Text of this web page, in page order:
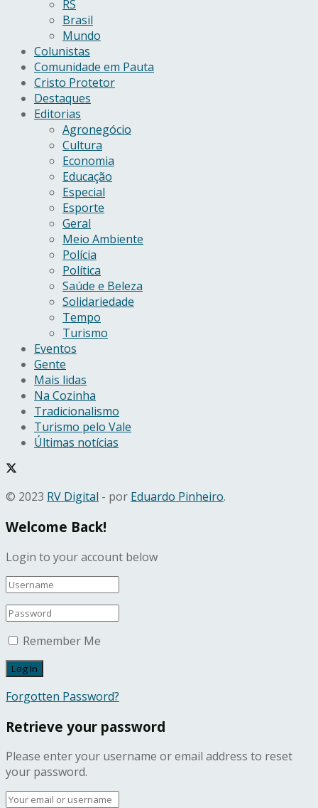
RS
Brasil
Mundo
Colunistas
Comunidade em Pauta
Cristo Protetor
Destaques
Editorias
Agronegócio
Cultura
Economia
Educação
Especial
Esporte
Geral
Meio Ambiente
Polícia
Política
Saúde e Beleza
Solidariedade
Tempo
Turismo
Eventos
Gente
Mais lidas
Na Cozinha
Tradicionalismo
Turismo pelo Vale
Últimas notícias
© 2023 RV Digital - por Eduardo Pinheiro.
Welcome Back!
Login to your account below
Remember Me
Forgotten Password?
Retrieve your password
Please enter your username or email address to reset
your password.